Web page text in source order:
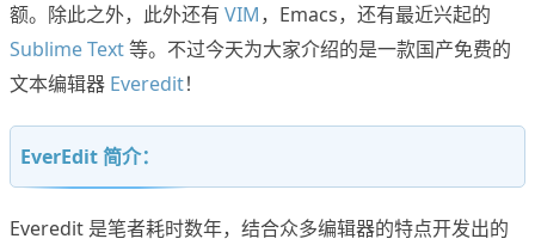
额。除此之外，此外还有 VIM，Emacs，还有最近兴起的
Sublime Text等。不过今天为大家介绍的是一款国产免费的
文本编辑器 Everedit！
EverEdit 简介：
Everedit 是笔者耗时数年，结合众多编辑器的特点开发出的